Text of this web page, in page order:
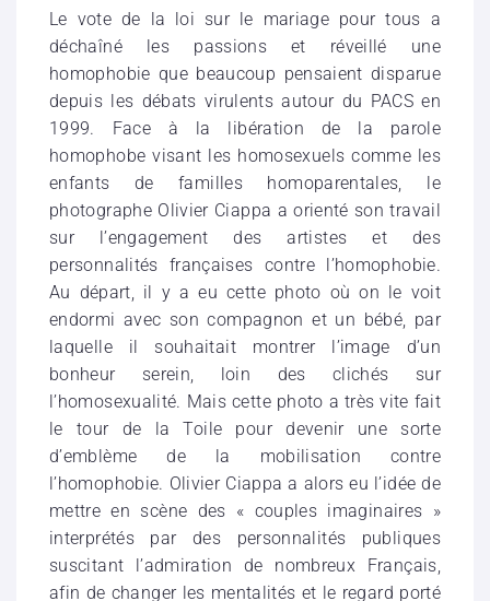
Le vote de la loi sur le mariage pour tous a
déchaîné les passions et réveillé une
homophobie que beaucoup pensaient disparue
depuis les débats virulents autour du PACS en
1999. Face à la libération de la parole
homophobe visant les homosexuels comme les
enfants de familles homoparentales, le
photographe Olivier Ciappa a orienté son travail
sur l’engagement des artistes et des
personnalités françaises contre l’homophobie.
Au départ, il y a eu cette photo où on le voit
endormi avec son compagnon et un bébé, par
laquelle il souhaitait montrer l’image d’un
bonheur serein, loin des clichés sur
l’homosexualité. Mais cette photo a très vite fait
le tour de la Toile pour devenir une sorte
d’emblème de la mobilisation contre
l’homophobie. Olivier Ciappa a alors eu l’idée de
mettre en scène des « couples imaginaires »
interprétés par des personnalités publiques
suscitant l’admiration de nombreux Français,
afin de changer les mentalités et le regard porté